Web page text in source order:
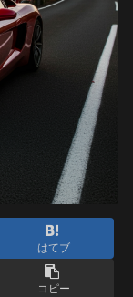
はてブ
コピー